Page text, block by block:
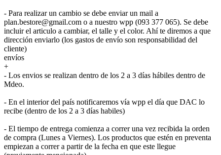
- Para realizar un cambio se debe enviar un mail a
plan.bestore@gmail.com o a nuestro wpp (093 377 065). Se debe
incluir el articulo a cambiar, el talle y el color. Ahí te diremos a que
dirección enviarlo (los gastos de envío son responsabilidad del
cliente)
envíos
+
- Los envios se realizan dentro de los 2 a 3 días hábiles dentro de
Mdeo.
- En el interior del país notificaremos vía wpp el día que DAC lo
recibe (dentro de los 2 a 3 días habiles)
- El tiempo de entrega comienza a correr una vez recibida la orden
de compra (Lunes a Viernes). Los productos que estén en preventa
empiezan a correr a partir de la fecha en que este llegue